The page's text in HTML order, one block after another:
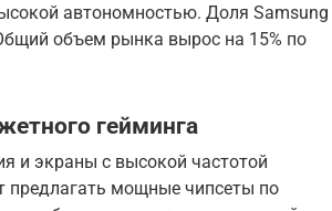
автономностью. Доля Samsung
объем рынка вырос на 15% по
гейминга
и экраны с высокой частотой
предлагать мощные чипсеты по